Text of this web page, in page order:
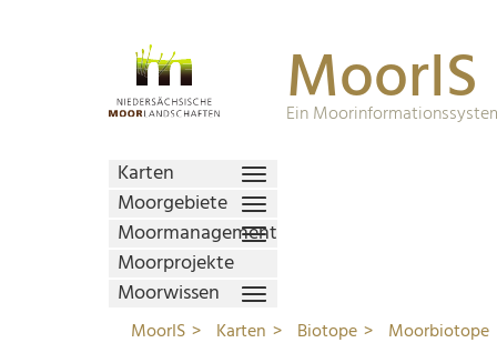
MoorIS
Ein
Karten
Moorgebiete
Moormanagement
Moorprojekte
Moorwissen
MoorIS Karten Biotope Moorbiotope